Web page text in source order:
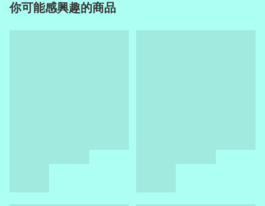
你可能感興趣的商品